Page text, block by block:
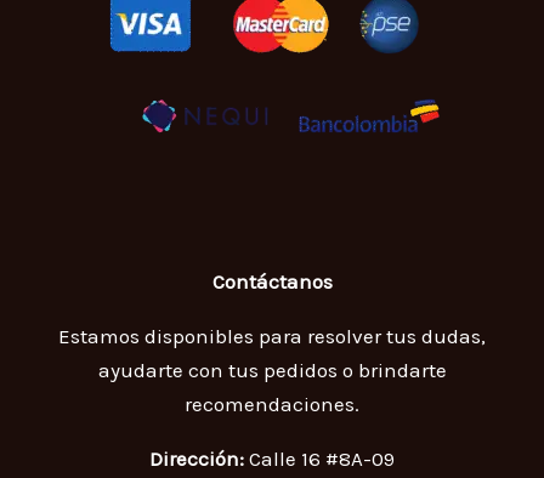
Contáctanos
Estamos disponibles para resolver tus dudas,
ayudarte con tus pedidos o brindarte
recomendaciones.
Dirección: Calle 16 #8A-09